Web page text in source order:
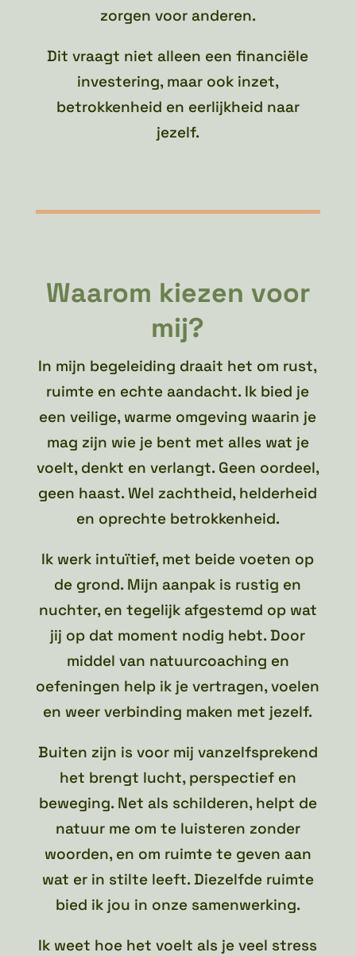
zorgen voor anderen.
Dit vraagt niet alleen een financiële
investering, maar ook inzet,
betrokkenheid en eerlijkheid naar
jezelf.
Waarom kiezen voor
mij?
In mijn begeleiding draait het om rust,
ruimte en echte aandacht. Ik bied je
een veilige, warme omgeving waarin je
mag zijn wie je bent met alles wat je
voelt, denkt en verlangt. Geen oordeel,
geen haast. Wel zachtheid, helderheid
en oprechte betrokkenheid.
Ik werk intuïtief, met beide voeten op
de grond. Mijn aanpak is rustig en
nuchter, en tegelijk afgestemd op wat
jij op dat moment nodig hebt. Door
middel van natuurcoaching en
oefeningen help ik je vertragen, voelen
en weer verbinding maken met jezelf.
Buiten zijn is voor mij vanzelfsprekend
het brengt lucht, perspectief en
beweging. Net als schilderen, helpt de
natuur me om te luisteren zonder
woorden, en om ruimte te geven aan
wat er in stilte leeft. Diezelfde ruimte
bied ik jou in onze samenwerking.
Ik weet hoe het voelt als je veel stress